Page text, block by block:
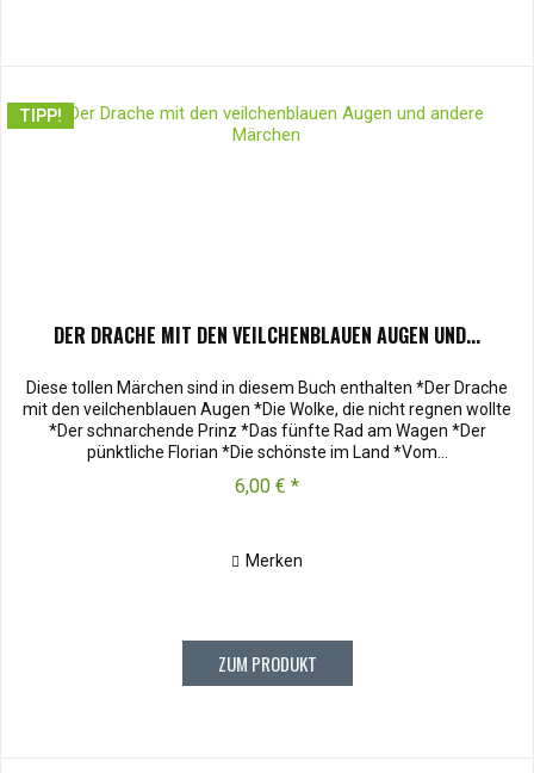
TIPP!
DER DRACHE MIT DEN VEILCHENBLAUEN AUGEN UND...
Diese tollen Märchen sind in diesem Buch enthalten *Der Drache
mit den veilchenblauen Augen *Die Wolke, die nicht regnen wollte
*Der schnarchende Prinz *Das fünfte Rad am Wagen *Der
pünktliche Florian *Die schönste im Land *Vom...
6,00 € *
Merken
ZUM PRODUKT